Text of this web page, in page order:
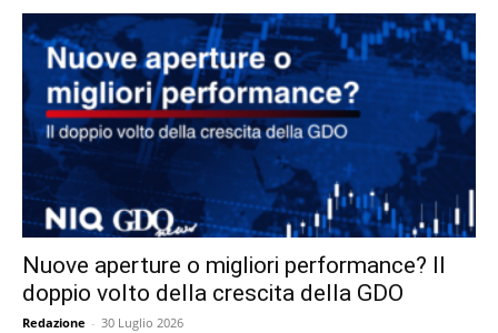
Nuove aperture o migliori performance? Il
doppio volto della crescita della GDO
Redazione - 30 Luglio 2026